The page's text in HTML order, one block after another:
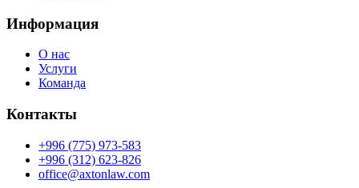
Информация
О нас
Услуги
Команда
Контакты
+996 (775) 973-583
+996 (312) 623-826
office@axtonlaw.com